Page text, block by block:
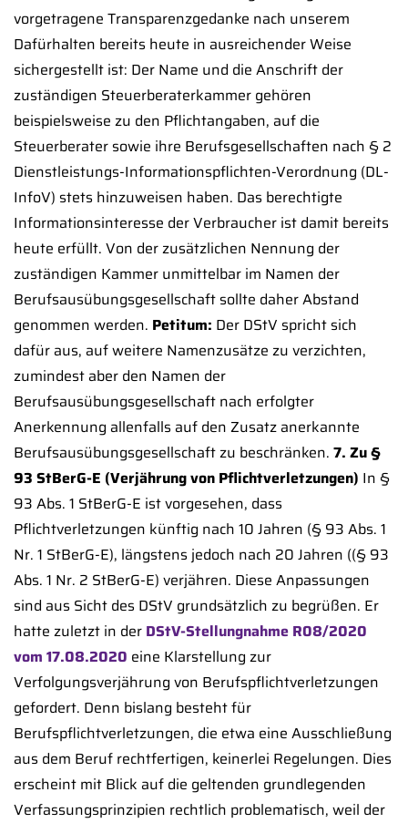
vorgetragene Transparenzgedanke nach unserem
Dafürhalten bereits heute in ausreichender Weise
sichergestellt ist: Der Name und die Anschrift der
zuständigen Steuerberaterkammer gehören
beispielsweise zu den Pflichtangaben, auf die
Steuerberater sowie ihre Berufsgesellschaften nach § 2
Dienstleistungs-Informationspflichten-Verordnung (DL-
InfoV) stets hinzuweisen haben. Das berechtigte
Informationsinteresse der Verbraucher ist damit bereits
heute erfüllt. Von der zusätzlichen Nennung der
zuständigen Kammer unmittelbar im Namen der
Berufsausübungsgesellschaft sollte daher Abstand
genommen werden. Petitum: Der DStV spricht sich
dafür aus, auf weitere Namenzusätze zu verzichten,
zumindest aber den Namen der
Berufsausübungsgesellschaft nach erfolgter
Anerkennung allenfalls auf den Zusatz anerkannte
Berufsausübungsgesellschaft zu beschränken. 7. Zu §
93 StBerG-E (Verjährung von Pflichtverletzungen) In §
93 Abs. 1 StBerG-E ist vorgesehen, dass
Pflichtverletzungen künftig nach 10 Jahren (§ 93 Abs. 1
Nr. 1 StBerG-E), längstens jedoch nach 20 Jahren ((§ 93
Abs. 1 Nr. 2 StBerG-E) verjähren. Diese Anpassungen
sind aus Sicht des DStV grundsätzlich zu begrüßen. Er
hatte zuletzt in der DStV-Stellungnahme R08/2020
vom 17.08.2020 eine Klarstellung zur
Verfolgungsverjährung von Berufspflichtverletzungen
gefordert. Denn bislang besteht für
Berufspflichtverletzungen, die etwa eine Ausschließung
aus dem Beruf rechtfertigen, keinerlei Regelungen. Dies
erscheint mit Blick auf die geltenden grundlegenden
Verfassungsprinzipien rechtlich problematisch, weil der